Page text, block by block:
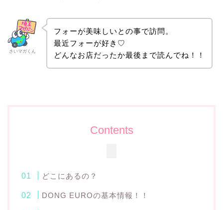
さいマガくん
フォーが美味しいとの事で訪問。
最近フォーが好き♡
どんなお店だったか最後まで読んでね！！
Contents
どこにあるの？
DONG EUROの基本情報！！